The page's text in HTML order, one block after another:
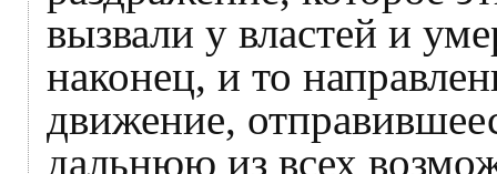
вызвали у властей и
наконец, и то
движение,
дальнюю из всех